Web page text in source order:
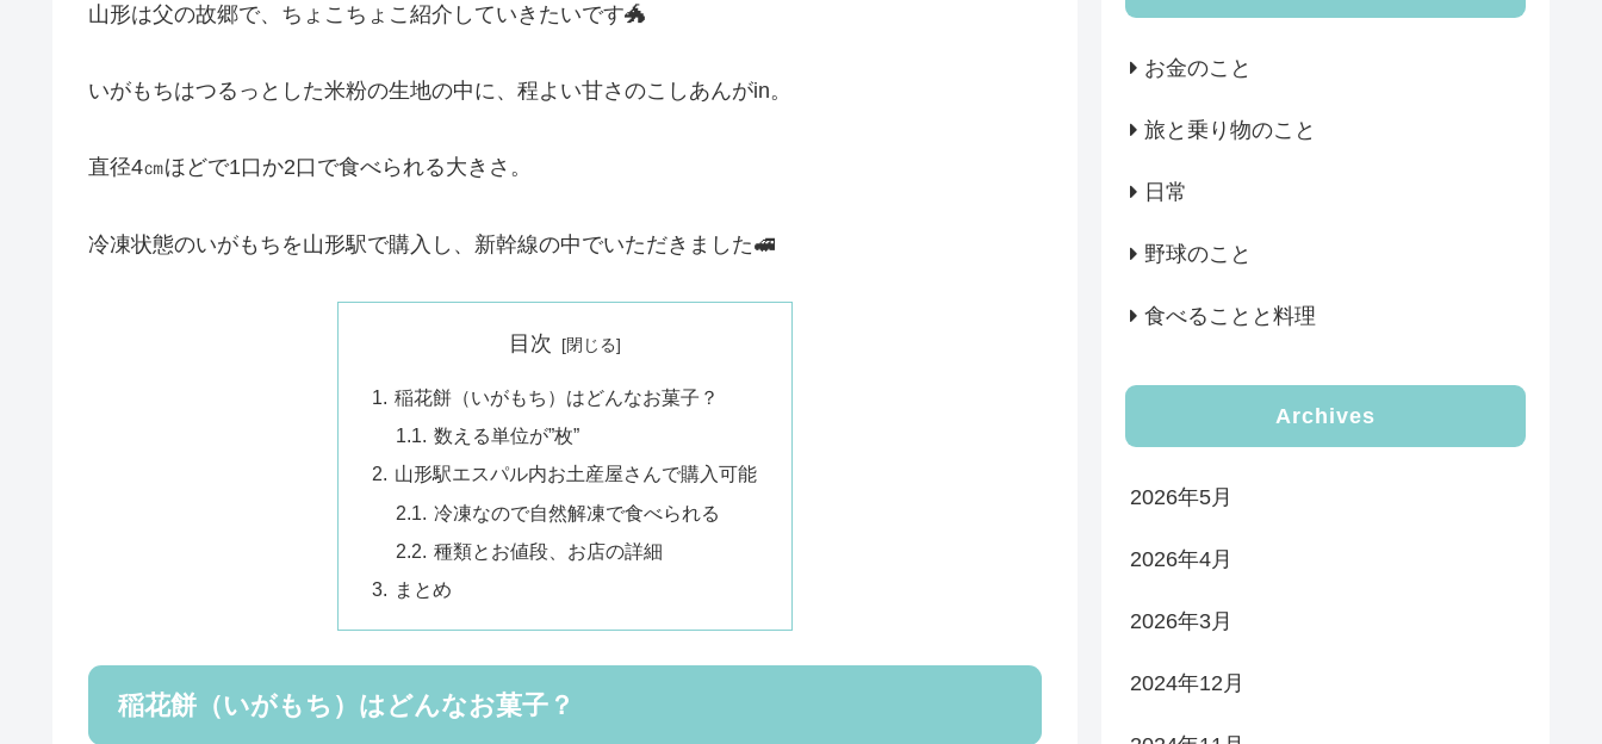
山形は父の故郷で、ちょこちょこ紹介していきたいです🐲
いがもちはつるっとした米粉の生地の中に、程よい甘さのこしあんがin。
直径4㎝ほどで1口か2口で食べられる大きさ。
冷凍状態のいがもちを山形駅で購入し、新幹線の中でいただきました🚅
目次
稲花餅（いがもち）はどんなお菓子？
数える単位が”枚”
山形駅エスパル内お土産屋さんで購入可能
冷凍なので自然解凍で食べられる
種類とお値段、お店の詳細
まとめ
稲花餅（いがもち）はどんなお菓子？
お金のこと
旅と乗り物のこと
日常
野球のこと
食べることと料理
Archives
2026年5月
2026年4月
2026年3月
2024年12月